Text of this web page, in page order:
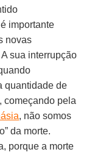
é importante
novas
A sua interrupção
quantidade de
começando pela
, não somos
da morte.
porque a morte